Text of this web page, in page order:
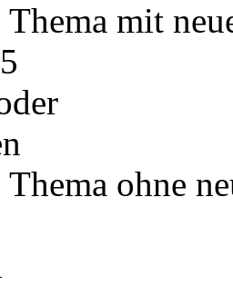
Thema mit
ohne